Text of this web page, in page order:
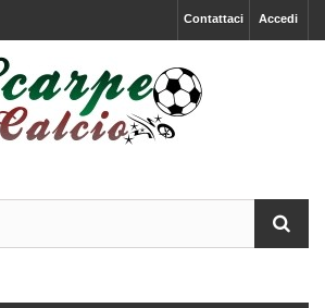
Accedi
Contattaci